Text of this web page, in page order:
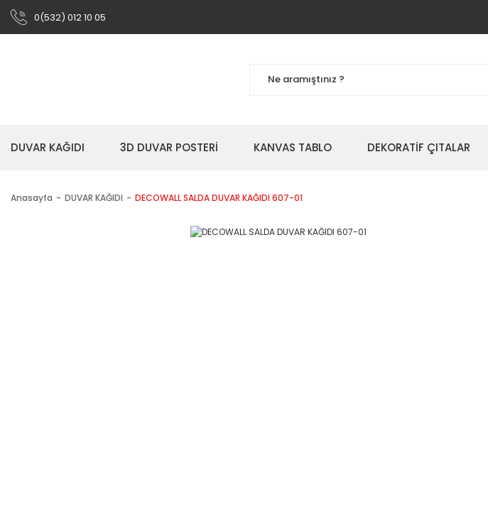
0(532) 012 10 05
DUVAR KAĞIDI 3D DUVAR POSTERİ KANVAS TABLO DEKORATİF ÇITALAR
Anasayfa DUVAR KAĞIDI DECOWALL SALDA DUVAR KAĞIDI 607-01